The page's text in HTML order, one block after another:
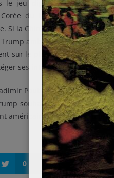
le jeu diplomatique et de
du Nord demeure un
Si la Chine a voté en faveur
ambitionne de
sur le plan économique. Nul
ses intérêts et à ne pas
Poutine, en marge du
souhaite, comme pour la
américain terminera sa
0